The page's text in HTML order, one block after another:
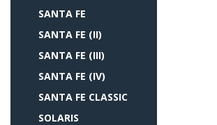
SANTA FE
SANTA FE (II)
SANTA FE (III)
SANTA FE (IV)
SANTA FE CLASSIC
SOLARIS